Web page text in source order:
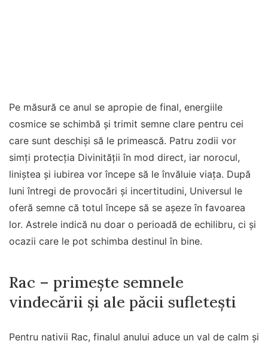
Pe măsură ce anul se apropie de final, energiile
cosmice se schimbă și trimit semne clare pentru cei
care sunt deschiși să le primească. Patru zodii vor
simți protecția Divinității în mod direct, iar norocul,
liniștea și iubirea vor începe să le învăluie viața. După
luni întregi de provocări și incertitudini, Universul le
oferă semne că totul începe să se așeze în favoarea
lor. Astrele indică nu doar o perioadă de echilibru, ci și
ocazii care le pot schimba destinul în bine.
Rac – primește semnele
vindecării și ale păcii sufletești
Pentru nativii Rac, finalul anului aduce un val de calm și